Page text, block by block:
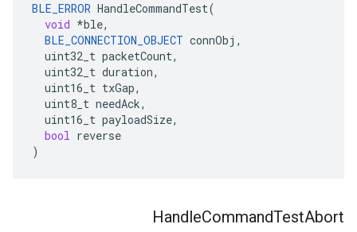
BLE_ERROR HandleCommandTest(
void *ble,
BLE_CONNECTION_OBJECT connObj ,
uint32_t packetCount,
uint32_t duration,
uint16_t txGap,
uint8_t needAck,
uint16_t payloadSize,
bool reverse
)
HandleCommandTestAbort